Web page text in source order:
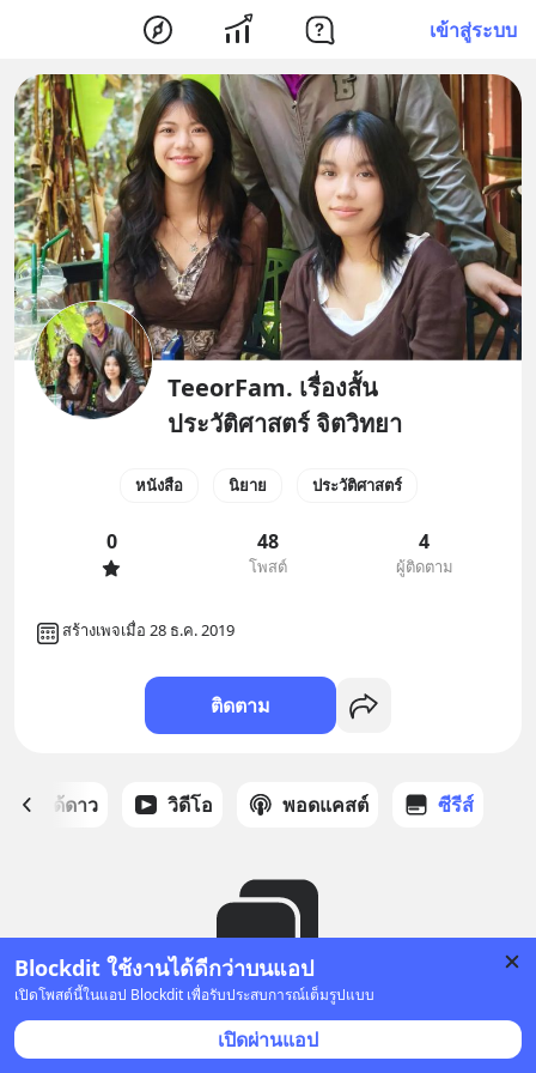
เข้าสู่ระบบ
Blockdit ใช้งานได้ดีกว่าบนแอป
เปิดโพสต์นี้ในแอป Blockdit เพื่อรับประสบการณ์เต็มรูปแบบ
เปิดผ่านแอป
TeeorFam. เรื่องสั้น
ประวัติศาสตร์ จิตวิทยา
หนังสือ นิยาย ประวัติศาสตร์
0 48
โพสต์
4
ผู้ติดตาม
สร้างเพจเมื่อ 28 ธ.ค. 2019
ติดตาม
สต์ที่ได้ดาว วิดีโอ พอดแคสต์ ซีรีส์
ยังไม่มีซีรีส์